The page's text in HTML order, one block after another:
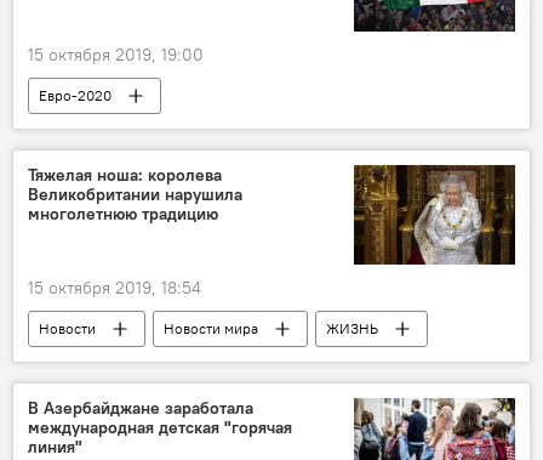
15 октября 2019, 19:00
Евро-2020
Тяжелая ноша: королева
Великобритании нарушила
многолетнюю традицию
15 октября 2019, 18:54
Новости Новости мира
ЖИЗНЬ
Политика
Елизавета II
традиция
Великобритания
королева корона
В Азербайджане заработала
международная детская "горячая
линия"